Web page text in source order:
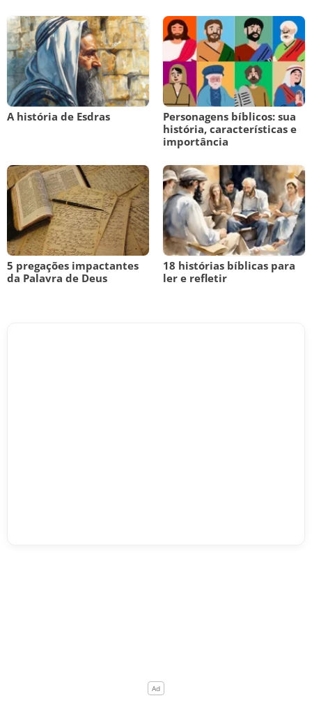
A história de Esdras
Personagens bíblicos: sua
história, características e
importância
5 pregações impactantes
da Palavra de Deus
18 histórias bíblicas para
ler e refletir